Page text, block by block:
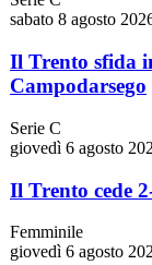
sabato 8 agosto
Il Trento sfida
Campodarsego
Serie C
giovedì 6 agosto
Il Trento cede
Femminile
giovedì 6 agosto